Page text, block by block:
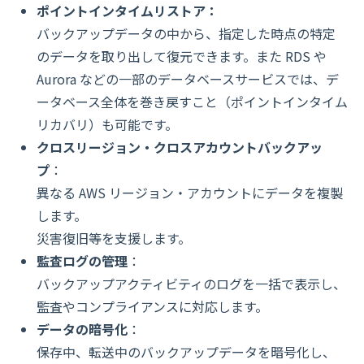
ポイントインタイムリストア：
バックアップデータの中から、指定した時点の特定
のデータを取り出して復元できます。また RDS や
Aurora などの一部のデータベースサービスでは、デ
ータベース全体を巻き戻すこと（ポイントインタイム
リカバリ）も可能です。
クロスリージョン・クロスアカウントバックアッ
プ ：
異なる AWS リージョン・アカウントにデータを複製
します。
災害復旧等を支援します。
監査ログの管理 ：
バックアップアクティビティのログを一括で表示し、
監査やコンプライアンスに対応します。
データの暗号化 ：
保存中、転送中のバックアップデータを暗号化し、